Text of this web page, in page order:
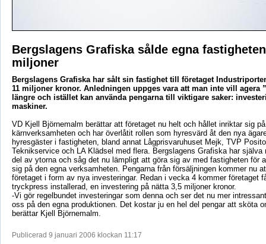
Bergslagens Grafiska sålde egna
miljoner
Bergslagens Grafiska har sålt sin fastighet till företaget
11 miljoner kronor. Anledningen uppges vara att man inte vill agera
längre och istället kan använda pengarna till viktigare saker:
maskiner.
VD Kjell Björnemalm berättar att företaget nu helt och hållet inriktar sig på
kärnverksamheten och har överlåtit rollen som hyresvärd åt den nya
hyresgäster i fastigheten, bland annat Lågprisvaruhuset Mejk, TVP
Teknikservice och LA Klädsel med flera. Bergslagens Grafiska har själva
del av ytorna och såg det nu lämpligt att göra sig av med fastigheten för
sig på den egna verksamheten. Pengarna från försäljningen kommer nu
företaget i form av nya investeringar. Redan i vecka 4 kommer företaget
tryckpress installerad, en investering på nätta 3,5 miljoner kronor.
-Vi gör regelbundet investeringar som denna och ser det nu mer
oss på den egna produktionen. Det kostar ju en hel del pengar att sköta
berättar Kjell Björnemalm.
Publicerad 9 januari 2006 klockan 11:17